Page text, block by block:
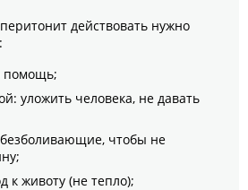
действовать нужно
помощь;
уложить человека, не давать
чтобы не
к животу (не тепло);